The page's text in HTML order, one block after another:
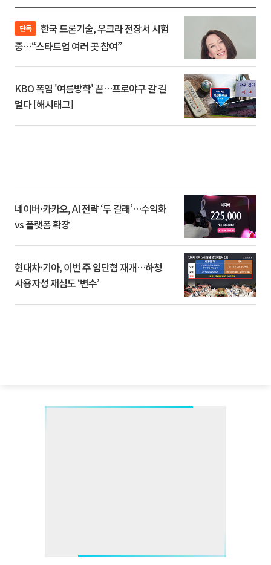
단독
중…“스타트업 여러 곳 참여”
KBO 폭염 '여름방학' 끝…프로야구 갈 길
멀다 [해시태그]
네이버·카카오, AI 전략 ‘두 갈래’…수익화
vs 플랫폼 확장
현대차·기아, 이번 주 임단협 재개…하청
사용자성 재심도 ‘변수’